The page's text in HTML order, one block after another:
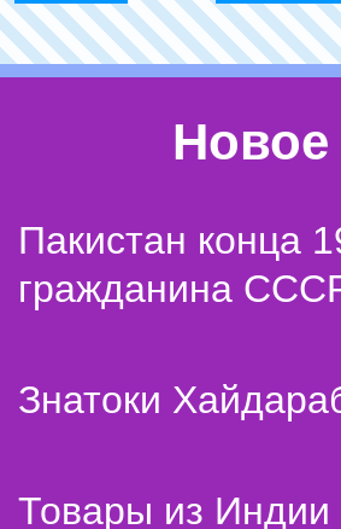
Новое
Пакистан конца
гражданина
Знатоки
Товары из